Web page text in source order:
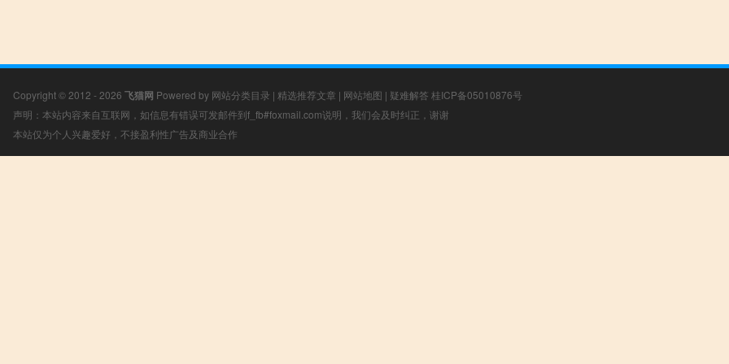
Copyright © 2012 - 2026 飞猫网 Powered by 网站分类目录 | 精选推荐文章 | 网站地图 | 疑难解答 桂ICP备05010876号
声明：本站内容来自互联网，如信息有错误可发邮件到f_fb#foxmail.com说明，我们会及时纠正，谢谢
本站仅为个人兴趣爱好，不接盈利性广告及商业合作